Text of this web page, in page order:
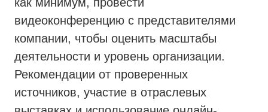
видеоконференцию с представителями
компании, чтобы оценить масштабы
деятельности и уровень организации.
Рекомендации от проверенных
источников, участие в отраслевых